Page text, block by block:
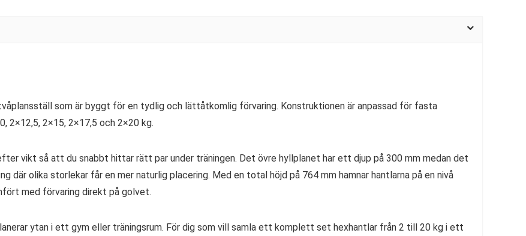
som är byggt för en tydlig och lättåtkomlig förvaring. Konstruktionen är anpassad för fasta
2×12,5, 2×15, 2×17,5 och 2×20 kg.
vikt så att du snabbt hittar rätt par under träningen. Det övre hyllplanet har ett djup på 300 mm medan det
där olika storlekar får en mer naturlig placering. Med en total höjd på 764 mm hamnar hantlarna på en nivå
med förvaring direkt på golvet.
ytan i ett gym eller träningsrum. För dig som vill samla ett komplett set hexhantlar från 2 till 20 kg i ett